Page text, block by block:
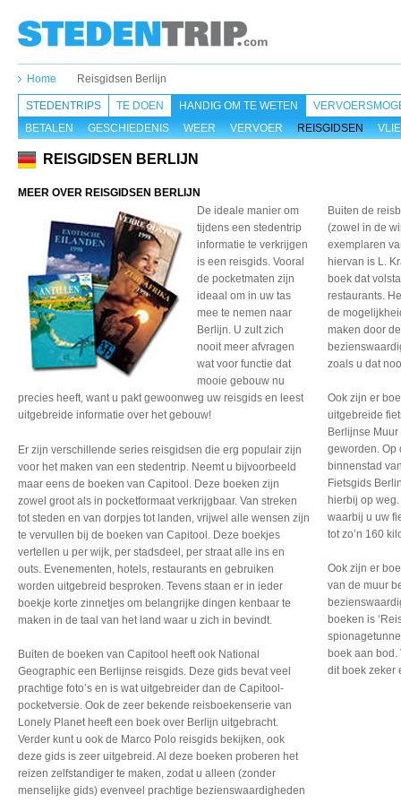
Home Reisgidsen Berlijn
STEDENTRIPS TE DOEN
HANDIG OM TE WETEN
BETALEN
GESCHIEDENIS WEER VERVOER REISGIDSEN
REISGIDSEN BERLIJN
MEER OVER REISGIDSEN BERLIJN
De ideale manier om
tijdens een stedentrip
informatie te verkrijgen
is een reisgids. Vooral
de pocketmaten zijn
ideaal om in uw tas
mee te nemen naar
Berlijn. U zult zich
nooit meer afvragen
wat voor functie dat
mooie gebouw nu
precies heeft, want u pakt gewoonweg uw reisgids en leest
uitgebreide informatie over het gebouw!
Er zijn verschillende series reisgidsen die erg populair zijn
voor het maken van een stedentrip. Neemt u bijvoorbeeld
maar eens de boeken van Capitool. Deze boeken zijn
zowel groot als in pocketformaat verkrijgbaar. Van streken
tot steden en van dorpjes tot landen, vrijwel alle wensen zijn
te vervullen bij de boeken van Capitool. Deze boekjes
vertellen u per wijk, per stadsdeel, per straat alle ins en
outs. Evenementen, hotels, restaurants en gebruiken
worden uitgebreid besproken. Tevens staan er in ieder
boekje korte zinnetjes om belangrijke dingen kenbaar te
maken in de taal van het land waar u zich in bevindt.
Buiten de boeken van Capitool heeft ook National
Geographic een Berlijnse reisgids. Deze gids bevat veel
prachtige foto’s en is wat uitgebreider dan de Capitool-
pocketversie. Ook de zeer bekende reisboekenserie van
Lonely Planet heeft een boek over Berlijn uitgebracht.
Verder kunt u ook de Marco Polo reisgids bekijken, ook
deze gids is zeer uitgebreid. Al deze boeken proberen het
reizen zelfstandiger te maken, zodat u alleen (zonder
menselijke gids) evenveel prachtige bezienswaardigheden
Buiten de
(zowel in de
exemplaren
hiervan is L.
boek dat
restaurants.
de
maken door
zoals u dat
Ook zijn er
uitgebreide
Berlijnse
geworden. Op
binnenstad
Fietsgids
hierbij op
waarbij u uw
tot zo’n 160
Ook zijn er
van de muur
boeken is
boek aan bod.
dit boek zeker